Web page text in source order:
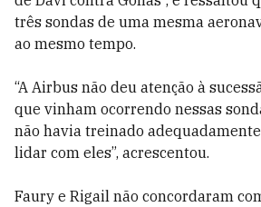
três sondas de uma mesma
ao mesmo tempo.
“A Airbus não deu atenção à
que vinham ocorrendo nessas
não havia treinado
lidar com eles”, acrescentou.
Faury e Rigail não concordaram